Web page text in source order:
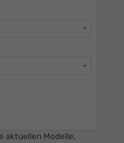
aktuellen Modelle,